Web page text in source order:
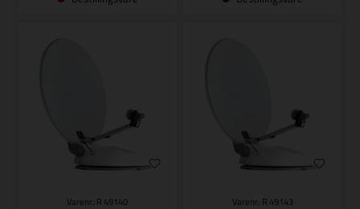
Varenr.: R 49140 Varenr.: R 49143